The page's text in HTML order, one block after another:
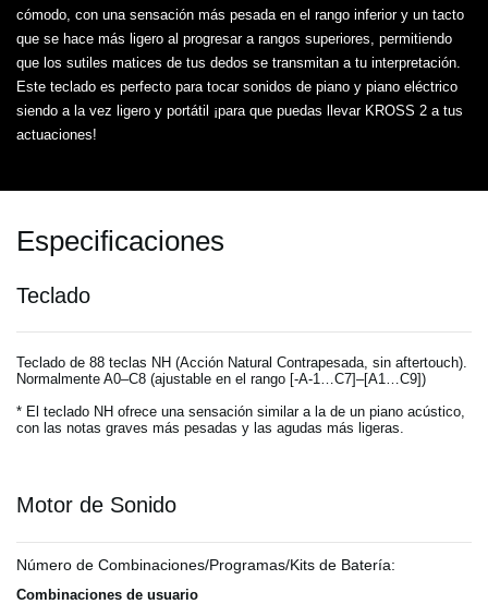
cómodo, con una sensación más pesada en el rango inferior y un tacto
que se hace más ligero al progresar a rangos superiores, permitiendo
que los sutiles matices de tus dedos se transmitan a tu interpretación.
Este teclado es perfecto para tocar sonidos de piano y piano eléctrico
siendo a la vez ligero y portátil ¡para que puedas llevar KROSS 2 a tus
actuaciones!
Especificaciones
Teclado
Teclado de 88 teclas NH (Acción Natural Contrapesada, sin aftertouch).
Normalmente A0–C8 (ajustable en el rango [-A-1…C7]–[A1…C9])
* El teclado NH ofrece una sensación similar a la de un piano acústico,
con las notas graves más pesadas y las agudas más ligeras.
Motor de Sonido
Número de Combinaciones/Programas/Kits de Batería:
Combinaciones de usuario